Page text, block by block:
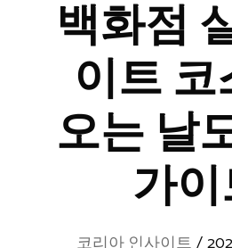
백화점
이트 코
오는 날
가